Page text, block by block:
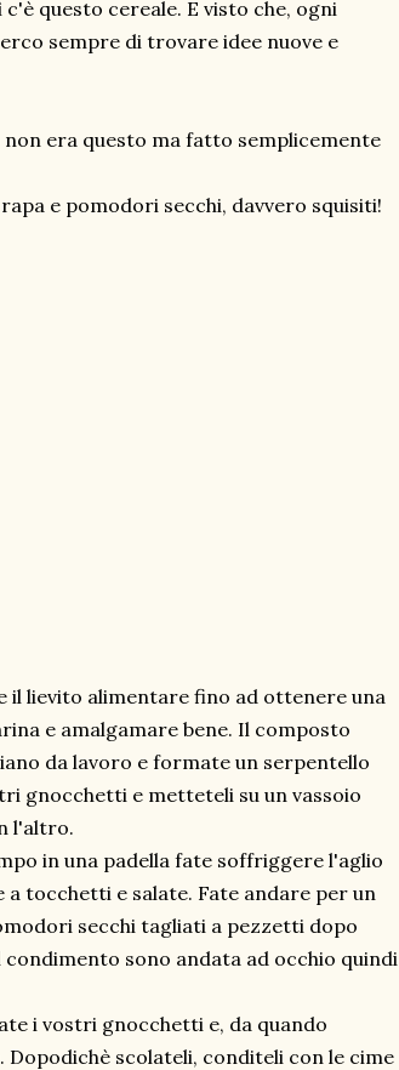
questo cereale. E visto che, ogni
sempre di trovare idee nuove e
era questo ma fatto semplicemente
e pomodori secchi, davvero squisiti!
il lievito alimentare fino ad ottenere una
e amalgamare bene. Il composto
da lavoro e formate un serpentello
gnocchetti e metteteli su un vassoio
l'altro.
in una padella fate soffriggere l'aglio
tocchetti e salate. Fate andare per un
secchi tagliati a pezzetti dopo
sono andata ad occhio quindi
i vostri gnocchetti e, da quando
scolateli, conditeli con le cime